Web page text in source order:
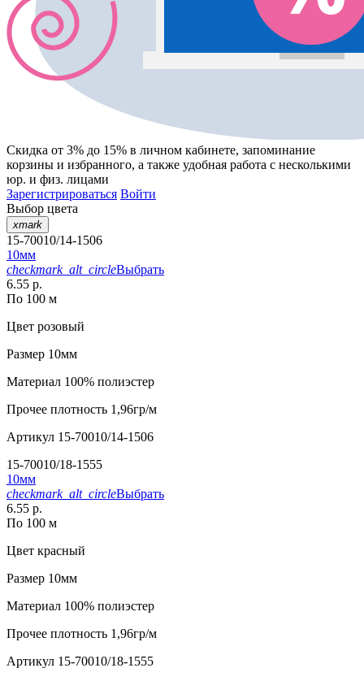
Скидка от 3% до 15% в личном кабинете, запоминание
корзины и избранного, а также удобная работа с несколькими
юр. и физ. лицами
Зарегистрироваться Войти
Выбор цвета
xmark
15-70010/14-1506
10мм
checkmark_alt_circleВыбрать
6.55 р.
По 100 м
Цвет розовый
Размер 10мм
Материал 100% полиэстер
Прочее плотность 1,96гр/м
Артикул 15-70010/14-1506
15-70010/18-1555
10мм
checkmark_alt_circleВыбрать
6.55 р.
По 100 м
Цвет красный
Размер 10мм
Материал 100% полиэстер
Прочее плотность 1,96гр/м
Артикул 15-70010/18-1555